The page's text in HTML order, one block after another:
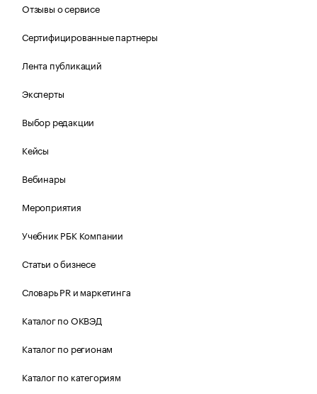
Отзывы о сервисе
Сертифицированные партнеры
Лента публикаций
Эксперты
Выбор редакции
Кейсы
Вебинары
Мероприятия
Учебник РБК Компании
Статьи о бизнесе
Словарь PR и маркетинга
Каталог по ОКВЭД
Каталог по регионам
Каталог по категориям